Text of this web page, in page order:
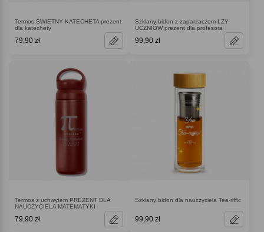
Termos ŚWIETNY KATECHETA prezent
dla katechety
79,90 zł
Szklany bidon z zaparzaczem ŁZY
UCZNIÓW prezent dla profesora
99,90 zł
Termos z uchwytem PREZENT DLA
NAUCZYCIELA MATEMATYKI
79,90 zł
Szklany bidon dla nauczyciela Tea-riffic
99,90 zł